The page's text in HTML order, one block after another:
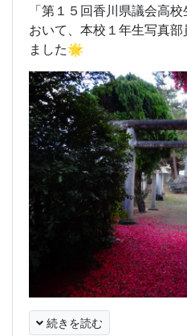
「第１５回香川県議会高
おいて、本校１年生写真
ました🌟
続きを読む